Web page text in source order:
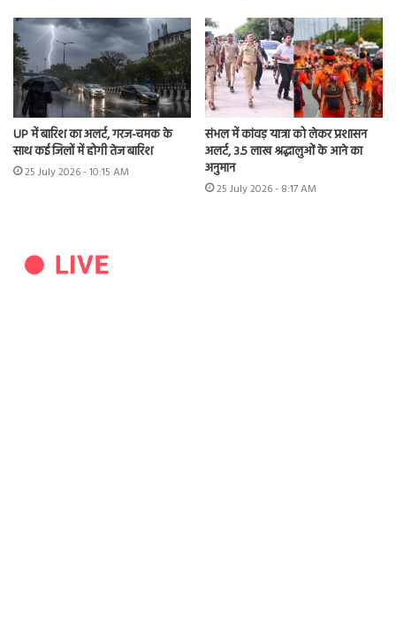
UP में बारिश का अलर्ट, गरज-चमक के
साथ कई जिलों में होगी तेज बारिश
25 July 2026 - 10:15 AM
संभल में कांवड़ यात्रा को लेकर प्रशासन
अलर्ट, 3.5 लाख श्रद्धालुओं के आने का
अनुमान
25 July 2026 - 8:17 AM